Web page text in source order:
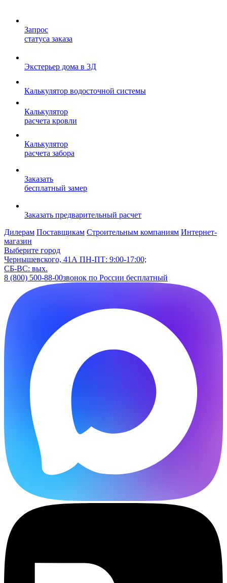
Запрос
статуса заказа
Экстерьер дома в 3Д
Калькулятор водосточной системы
Калькулятор
расчета кровли
Калькулятор
расчета забора
Заказать
бесплатный замер
Заказать предварительный расчет
Дилерам Поставщикам Строительным компаниям Интернет-
магазин
Выберите город
Чернышевского, 41А ПН-ПТ: 9:00-17:00;
СБ-ВС: вых.
8 (800) 500-88-00звонок по России бесплатный